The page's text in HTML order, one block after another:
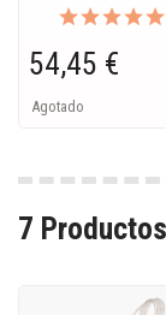
54,45 €
Agotado
7